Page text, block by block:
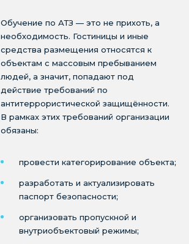
Обучение по АТЗ — это не прихоть, а
необходимость. Гостиницы и иные
средства размещения относятся к
объектам с массовым пребыванием
людей, а значит, попадают под
действие требований по
антитеррористической защищённости.
В рамках этих требований организации
обязаны:
провести категорирование объекта;
разработать и актуализировать
паспорт безопасности;
организовать пропускной и
внутриобъектовый режимы;